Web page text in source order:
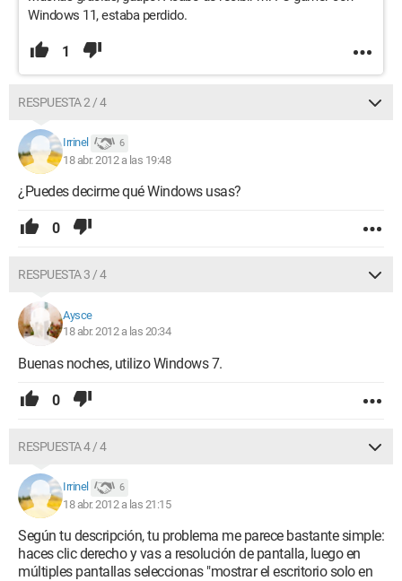
Windows 11, estaba perdido.
1
RESPUESTA 2 / 4
Irrinel 6
18 abr. 2012 a las 19:48
¿Puedes decirme qué Windows usas?
0
RESPUESTA 3 / 4
Aysce
18 abr. 2012 a las 20:34
Buenas noches, utilizo Windows 7.
0
RESPUESTA 4 / 4
Irrinel 6
18 abr. 2012 a las 21:15
Según tu descripción, tu problema me parece bastante simple:
haces clic derecho y vas a resolución de pantalla, luego en
múltiples pantallas seleccionas "mostrar el escritorio solo en